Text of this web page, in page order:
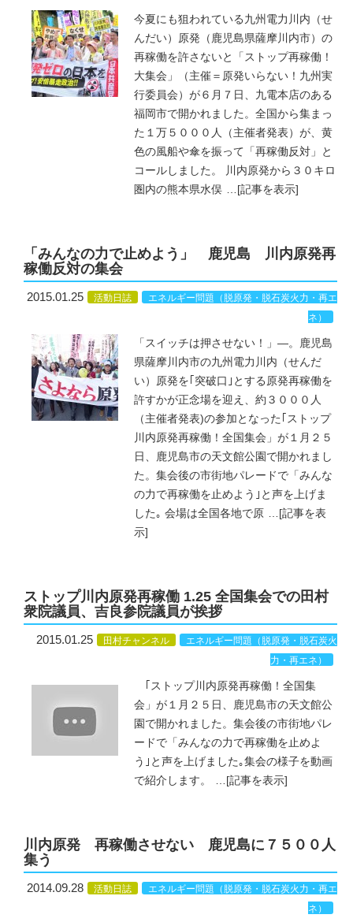
今夏にも狙われている九州電力川内（せ
んだい）原発（鹿児島県薩摩川内市）の
再稼働を許さないと「ストップ再稼働！
大集会」（主催＝原発いらない！九州実
行委員会）が６月７日、九電本店のある
福岡市で開かれました。全国から集まっ
た１万５０００人（主催者発表）が、黄
色の風船や傘を振って「再稼働反対」と
コールしました。 川内原発から３０キロ
圏内の熊本県水俣 … [記事を表示]
「みんなの力で止めよう」 鹿児島 川内原発再
稼働反対の集会
2015.01.25 活動日誌
エネルギー問題（脱原発・脱石炭火力・再エ
ネ）
「スイッチは押させない！」―。鹿児島
県薩摩川内市の九州電力川内（せんだ
い）原発を｢突破口｣とする原発再稼働を
許すかが正念場を迎え、約３０００人
（主催者発表)の参加となった｢ストップ
川内原発再稼働！全国集会」が１月２５
日、鹿児島市の天文館公園で開かれまし
た。集会後の市街地パレードで「みんな
の力で再稼働を止めよう｣と声を上げま
した｡ 会場は全国各地で原 … [記事を表
示]
ストップ川内原発再稼働 1.25 全国集会での田村
衆院議員、吉良参院議員が挨拶
2015.01.25 田村チャンネル
エネルギー問題（脱原発・脱石炭火
力・再エネ）
｢ストップ川内原発再稼働！全国集
会」が１月２５日、鹿児島市の天文館公
園で開かれました。集会後の市街地パレ
ードで「みんなの力で再稼働を止めよ
う｣と声を上げました｡集会の様子を動画
で紹介します。
… [記事を表示]
川内原発 再稼働させない 鹿児島に７５００人
集う
2014.09.28 活動日誌
エネルギー問題（脱原発・脱石炭火力・再エ
ネ）